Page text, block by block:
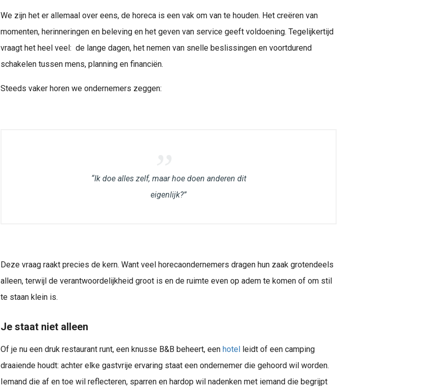
We zijn het er allemaal over eens, de horeca is een vak om van te houden. Het creëren van
momenten, herinneringen en beleving en het geven van service geeft voldoening. Tegelijkertijd
vraagt het heel veel: de lange dagen, het nemen van snelle beslissingen en voortdurend
schakelen tussen mens, planning en financiën.
Steeds vaker horen we ondernemers zeggen:
“Ik doe alles zelf, maar hoe doen anderen dit
eigenlijk?”
Deze vraag raakt precies de kern. Want veel horecaondernemers dragen hun zaak grotendeels
alleen, terwijl de verantwoordelijkheid groot is en de ruimte even op adem te komen of om stil
te staan klein is.
Je staat niet alleen
Of je nu een druk restaurant runt, een knusse B&B beheert, een hotel leidt of een camping
draaiende houdt: achter elke gastvrije ervaring staat een ondernemer die gehoord wil worden.
Iemand die af en toe wil reflecteren, sparren en hardop wil nadenken met iemand die begrijpt